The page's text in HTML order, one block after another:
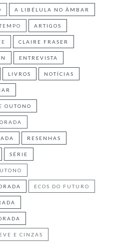
A LIBÉLULA NO ÂMBAR
ARTIGOS
CLAIRE FRASER
ENTREVISTA
LIVROS NOTÍCIAS
OUTONO
RESENHAS
SÉRIE
ECOS DO FUTURO
E CINZAS